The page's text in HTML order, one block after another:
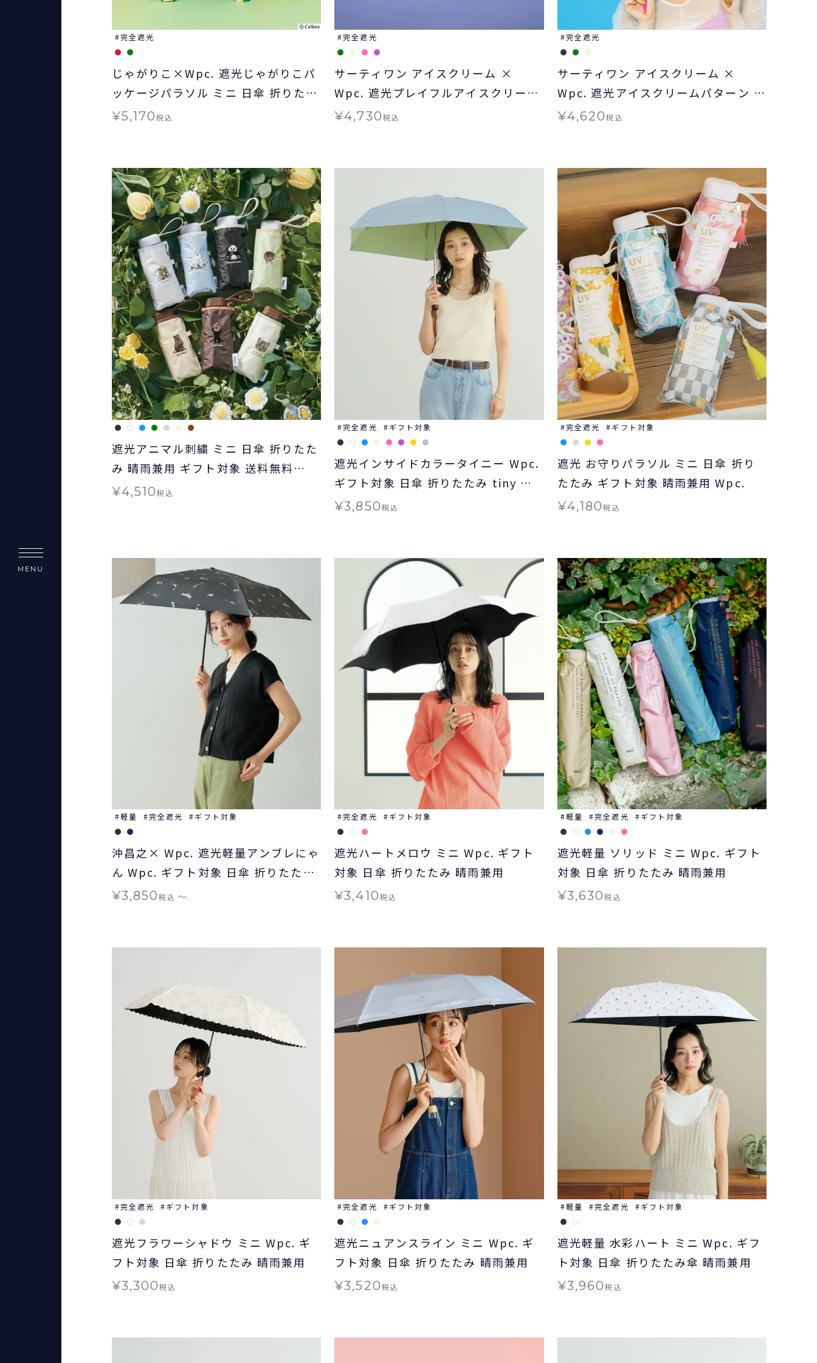
完全遮光
じゃがりこ×Wpc. 遮光じゃがりこパ
ッケージパラソル ミニ 日傘 折りたた
み 晴雨兼用 ギフト対象 送料無料
¥5,170税込
完全遮光
サーティワン アイスクリーム ×
Wpc. 遮光プレイフルアイスクリーム
ミニ 日傘 折りたたみ 晴雨兼用 ギフ
¥4,730税込
完全遮光
サーティワン アイスクリーム ×
Wpc. 遮光アイスクリームパターン ミ
ニ 日傘 折りたたみ 晴雨兼用 ギフト
¥4,620税込
遮光アニマル刺繍 ミニ 日傘 折りたた
み 晴雨兼用 ギフト対象 送料無料
Wpc.
¥4,510税込
完全遮光 ギフト対象
遮光インサイドカラータイニー Wpc.
ギフト対象 日傘 折りたたみ tiny 晴
雨兼用
¥3,850税込
完全遮光 ギフト対象
遮光 お守りパラソル ミニ 日傘 折り
たたみ ギフト対象 晴雨兼用 Wpc.
¥4,180税込
軽量 完全遮光 ギフト対象
沖昌之× Wpc. 遮光軽量アンブレにゃ
ん Wpc. ギフト対象 日傘 折りたたみ
晴雨兼用
¥3,850税込 〜
完全遮光 ギフト対象
遮光ハートメロウ ミニ Wpc. ギフト
対象 日傘 折りたたみ 晴雨兼用
¥3,410税込
軽量 完全遮光 ギフト対象
遮光軽量 ソリッド ミニ Wpc. ギフト
対象 日傘 折りたたみ 晴雨兼用
¥3,630税込
完全遮光 ギフト対象
遮光フラワーシャドウ ミニ Wpc. ギ
フト対象 日傘 折りたたみ 晴雨兼用
¥3,300税込
完全遮光 ギフト対象
遮光ニュアンスライン ミニ Wpc. ギ
フト対象 日傘 折りたたみ 晴雨兼用
¥3,520税込
軽量 完全遮光 ギフト対象
遮光軽量 水彩ハート ミニ Wpc. ギフ
ト対象 日傘 折りたたみ傘 晴雨兼用
¥3,960税込
MENU